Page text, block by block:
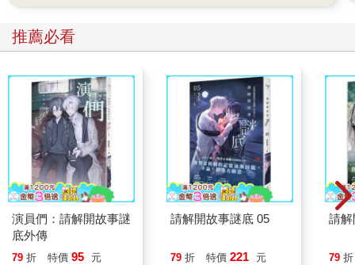
推薦必看
演員們：請解開故事謎
底外傳
79 折 特價 95 元
請解開故事謎底 05
79 折 特價 221 元
請解
79 折